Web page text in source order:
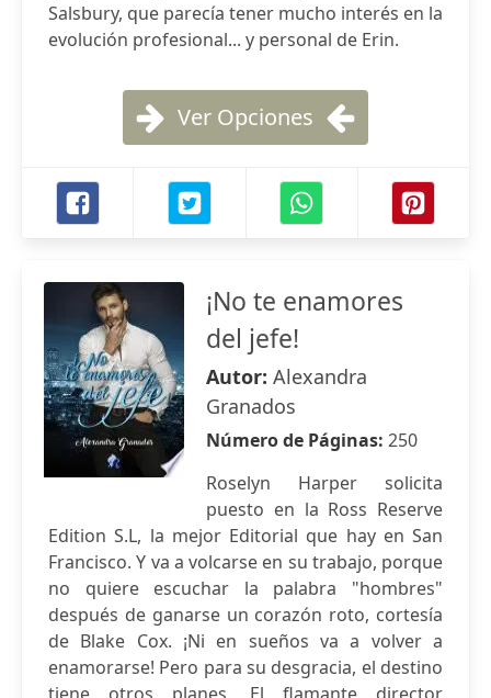
Salsbury, que parecía tener mucho interés en la
evolución profesional... y personal de Erin.
Ver Opciones
¡No te enamores
del jefe!
Autor: Alexandra
Granados
Número de Páginas: 250
Roselyn Harper solicita
puesto en la Ross Reserve
Edition S.L, la mejor Editorial que hay en San
Francisco. Y va a volcarse en su trabajo, porque
no quiere escuchar la palabra "hombres"
después de ganarse un corazón roto, cortesía
de Blake Cox. ¡Ni en sueños va a volver a
enamorarse! Pero para su desgracia, el destino